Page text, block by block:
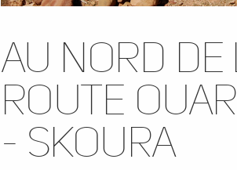
Au nord de
route
- Skoura